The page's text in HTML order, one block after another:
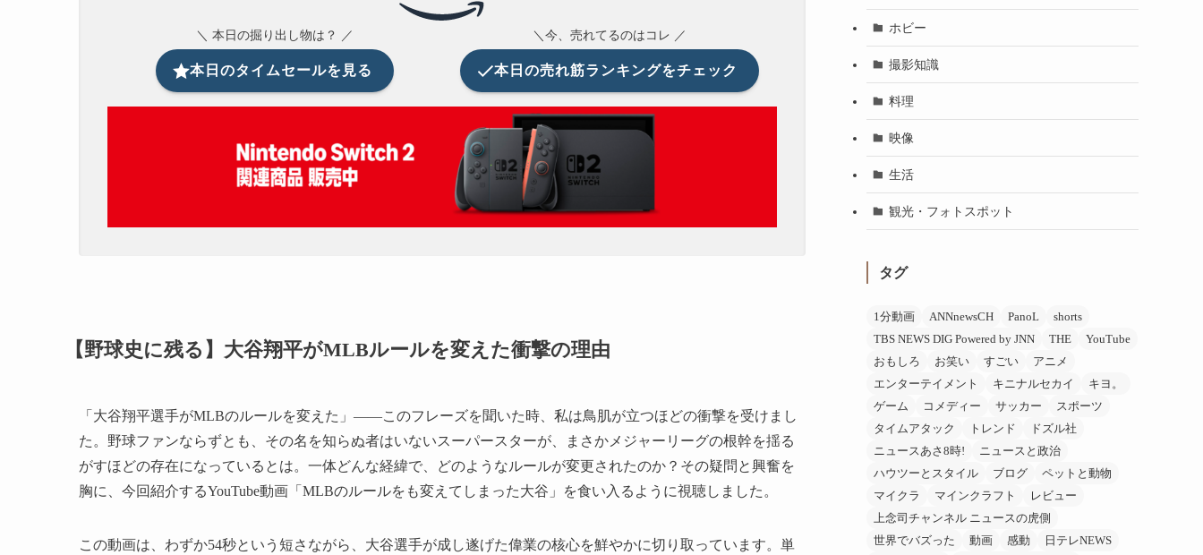
＼ 本日の掘り出し物は？ ／
本日のタイムセールを見る
＼今、売れてるのはコレ ／
本日の売れ筋ランキングをチェック
【野球史に残る】大谷翔平がMLBルールを変えた衝撃の理由
「大谷翔平選手がMLBのルールを変えた」――このフレーズを聞いた時、私は鳥肌が立つほどの衝撃を受けまし
た。野球ファンならずとも、その名を知らぬ者はいないスーパースターが、まさかメジャーリーグの根幹を揺る
がすほどの存在になっているとは。一体どんな経緯で、どのようなルールが変更されたのか？その疑問と興奮を
胸に、今回紹介するYouTube動画「MLBのルールをも変えてしまった大谷」を食い入るように視聴しました。
この動画は、わずか54秒という短さながら、大谷選手が成し遂げた偉業の核心を鮮やかに切り取っています。単
ホビー
撮影知識
料理
映像
生活
観光・フォトスポット
タグ
1分動画 ANNnewsCH PanoL
shorts
TBS NEWS DIG Powered by JNN
THE
YouTube
おもしろ
お笑い すごい
アニメ
エンターテイメント
キニナルセカイ
キヨ。
ゲーム
コメディー サッカー
スポーツ
タイムアタック
トレンド
ドズル社
ニュースあさ8時!
ニュースと政治
ハウツーとスタイル
ブログ
ペットと動物
マイクラ
マインクラフト
レビュー
上念司チャンネル ニュースの虎側
世界でバズった
動画 感動
日テレNEWS